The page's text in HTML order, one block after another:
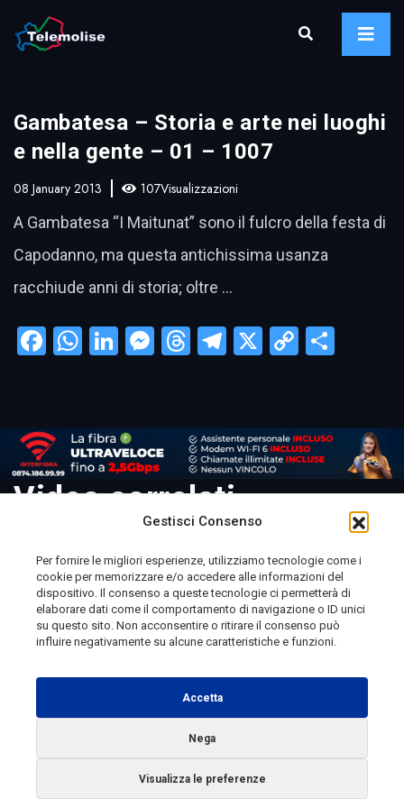
Gestisci Consenso
Per fornire le migliori esperienze, utilizziamo tecnologie come i
cookie per memorizzare e/o accedere alle informazioni del
dispositivo. Il consenso a queste tecnologie ci permetterà di
elaborare dati come il comportamento di navigazione o ID unici
su questo sito. Non acconsentire o ritirare il consenso può
influire negativamente su alcune caratteristiche e funzioni.
Accetta
Nega
Visualizza le preferenze
Gambatesa – Storia e arte nei luoghi
e nella gente – 01 – 1007
08 January 2013 107Visualizzazioni
A Gambatesa “I Maitunat” sono il fulcro della festa di
Capodanno, ma questa antichissima usanza
racchiude anni di storia; oltre …
Facebook
WhatsApp
LinkedIn
Messenger
Threads
Telegram
X
Copy
Video correlati
Telemolise - reg. Tribunale di Campobasso n. 133 del
10/08/1982 - Direttore Responsabile:MANUELA
PETESCIA
Campobasso n. 224 del 4/5/1996 - Direttore Responsabile:
Radio Tele Molise s.r.l. - P.IVA 00213640709